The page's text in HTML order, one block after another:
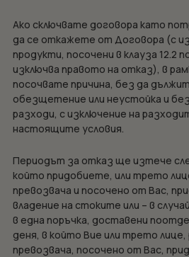
Ако сключвате договора като
да се откажете от Договора (с
продукти, посочени в клауза 12.2
изключва правото на отказ), в
посочвате причина, без да
обезщетение или неустойка и
разходи, с изключение на
настоящите условия.
Периодът за отказ ще изтече
който придобиете, или трето
превозвача и посочено от Вас,
владение на стоките или – в
в една поръчка, доставени
деня, в който Вие или трето лице,
превозвача, посочено от Вас,